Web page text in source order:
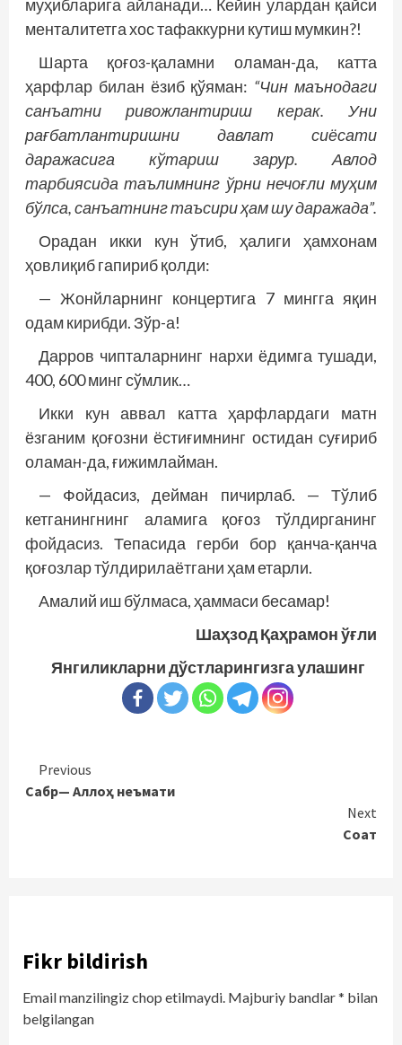
муҳибларига айланади… Кейин улардан қайси
менталитетга хос тафаккурни кутиш мумкин?!
Шарта қоғоз-қаламни оламан-да, катта
ҳарфлар билан ёзиб қўяман: “Чин маънодаги
санъатни ривож­лантириш керак. Уни
рағбатлантиришни давлат сиёсати
даражасига кўтариш зарур. Авлод
тарбиясида таълимнинг ўрни нечоғли муҳим
бўлса, санъатнинг таъсири ҳам шу даражада”.
Орадан икки кун ўтиб, ҳалиги ҳамхонам
ҳовлиқиб гапириб қолди:
— Жонйларнинг концертига 7 минг­­га яқин
одам кирибди. Зўр-а!
Дарров чипталарнинг нархи ёдимга тушади,
400, 600 минг сўмлик…
Икки кун аввал катта ҳарфлардаги матн
ёзганим қоғозни ёстиғимнинг остидан суғириб
оламан-да, ғижимлайман.
— Фойдасиз, дейман пичирлаб. — Тўлиб
кетганингнинг аламига қоғоз тўлдирганинг
фойдасиз. Тепасида герби бор қанча-қанча
қоғозлар тўлдирилаётгани ҳам етарли.
Амалий иш бўлмаса, ҳаммаси бесамар!
Шаҳзод Қаҳрамон ўғли
Янгиликларни дўстларингизга улашинг
Continue
Reading
Previous
Сабр— Аллоҳ неъмати
Next
Соат
Fikr bildirish
Email manzilingiz chop etilmaydi. Majburiy bandlar* bilan
belgilangan